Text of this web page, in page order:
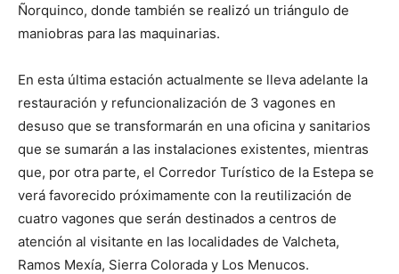
Ñorquinco, donde también se realizó un triángulo de
maniobras para las maquinarias.
En esta última estación actualmente se lleva adelante la
restauración y refuncionalización de 3 vagones en
desuso que se transformarán en una oficina y sanitarios
que se sumarán a las instalaciones existentes, mientras
que, por otra parte, el Corredor Turístico de la Estepa se
verá favorecido próximamente con la reutilización de
cuatro vagones que serán destinados a centros de
atención al visitante en las localidades de Valcheta,
Ramos Mexía, Sierra Colorada y Los Menucos.